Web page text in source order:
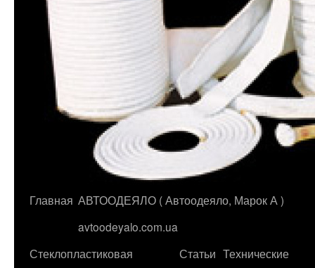
Перейти
содержимому
Главная АВТООДЕЯЛО ( Автоодеяло, Марок А )
avtoodeyalo.com.ua
Стеклопластиковая
Статьи Технические